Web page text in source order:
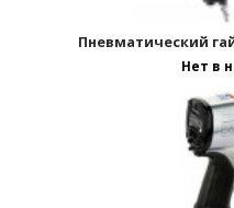
Пневматический
Нет в